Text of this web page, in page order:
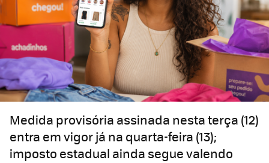
Medida provisória assinada nesta terça (12)
entra em vigor já na quarta-feira (13);
imposto estadual ainda segue valendo